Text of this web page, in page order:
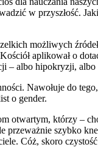
w przyszłość.
możliwych
aplikował o
– albo hipokryzji, albo
Nawołuje do
o gender.
otwartym, którzy –
przeważnie szybko
Cóż, skoro